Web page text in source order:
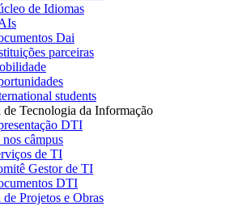
de Idiomas
Dai
parceiras
students
Tecnologia da Informação
DTI
câmpus
de TI
Gestor de TI
DTI
Projetos e Obras